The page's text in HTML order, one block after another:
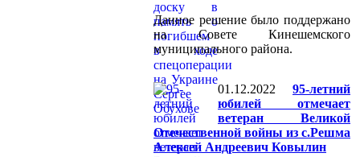
Данное решение было поддержано
на Совете Кинешемского
муниципального района.
01.12.2022
95-летний
юбилей отмечает
ветеран Великой
Отечественной войны из с.Решма
Алексей Андреевич Ковылин